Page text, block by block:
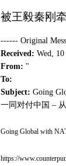
被王毅秦刚
------ Original
Received: Wed,
From: "
To:
Subject: Going
一同对付中国 –
Going Global with
https://